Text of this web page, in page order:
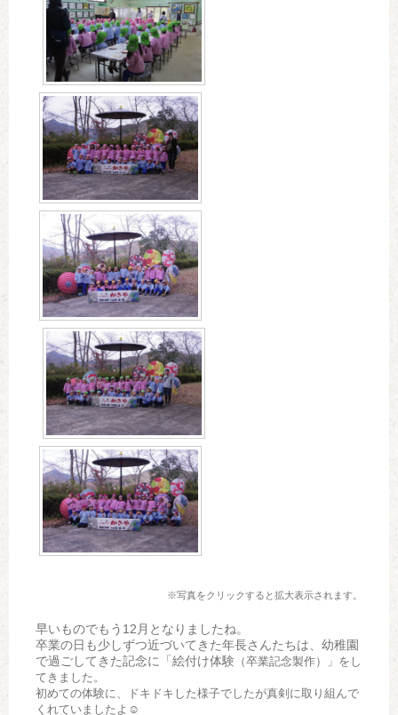
※写真をクリックすると拡大表示されます。
早いものでもう12月となりましたね。
卒業の日も少しずつ近づいてきた年長さんたちは、幼稚園
で過ごしてきた記念に「絵付け体験 （卒業記念製作）
」をし
てきました。
初めての体験に、ドキドキした様子でしたが真剣に取り組んで
くれていましたよ☺